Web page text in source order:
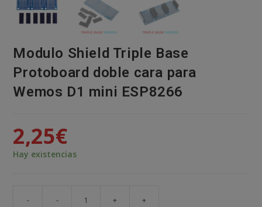
Modulo Shield Triple Base
Protoboard doble cara para
Wemos D1 mini ESP8266
2,25€
Hay existencias
- - + +